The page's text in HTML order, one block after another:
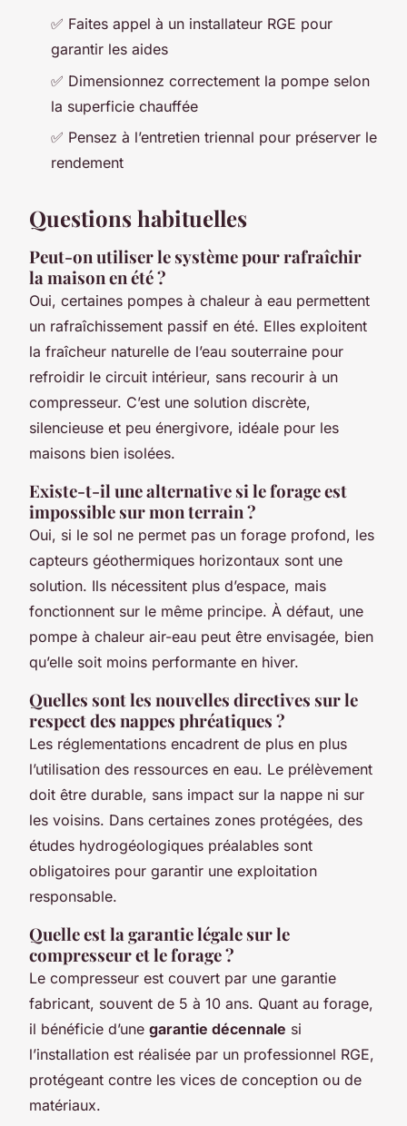
✅ Faites appel à un installateur RGE pour
garantir les aides
✅ Dimensionnez correctement la pompe selon
la superficie chauffée
✅ Pensez à l’entretien triennal pour préserver le
rendement
Questions habituelles
Peut-on utiliser le système pour rafraîchir
la maison en été ?
Oui, certaines pompes à chaleur à eau permettent
un rafraîchissement passif en été. Elles exploitent
la fraîcheur naturelle de l’eau souterraine pour
refroidir le circuit intérieur, sans recourir à un
compresseur. C’est une solution discrète,
silencieuse et peu énergivore, idéale pour les
maisons bien isolées.
Existe-t-il une alternative si le forage est
impossible sur mon terrain ?
Oui, si le sol ne permet pas un forage profond, les
capteurs géothermiques horizontaux sont une
solution. Ils nécessitent plus d’espace, mais
fonctionnent sur le même principe. À défaut, une
pompe à chaleur air-eau peut être envisagée, bien
qu’elle soit moins performante en hiver.
Quelles sont les nouvelles directives sur le
respect des nappes phréatiques ?
Les réglementations encadrent de plus en plus
l’utilisation des ressources en eau. Le prélèvement
doit être durable, sans impact sur la nappe ni sur
les voisins. Dans certaines zones protégées, des
études hydrogéologiques préalables sont
obligatoires pour garantir une exploitation
responsable.
Quelle est la garantie légale sur le
compresseur et le forage ?
Le compresseur est couvert par une garantie
fabricant, souvent de 5 à 10 ans. Quant au forage,
il bénéficie d’une garantie décennale si
l’installation est réalisée par un professionnel RGE,
protégeant contre les vices de conception ou de
matériaux.